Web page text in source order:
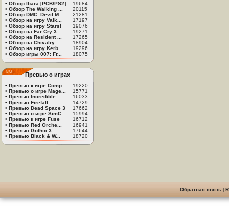
• Обзор Ibara [PCB/PS2]
19684
• Обзор The Walking ...
20115
• Обзор DMC: Devil M...
21281
• Обзор на игру Valk...
17197
• Обзор на игру Stars!
19076
• Обзор на Far Cry 3
19271
• Обзор на Resident ...
17265
• Обзор на Chivalry:...
18904
• Обзор на игру Kerb...
19296
• Обзор игры 007: Fr... 18075
Превью о играх
• Превью к игре Comp...
19220
• Превью о игре Mage...
15771
• Превью Incredible ...
16033
• Превью Firefall
14729
• Превью Dead Space 3
17662
• Превью о игре SimC...
15994
• Превью к игре Fuse
16712
• Превью Red Orche...
16941
• Превью Gothic 3
17644
• Превью Black & W... 18720
Обратная связь